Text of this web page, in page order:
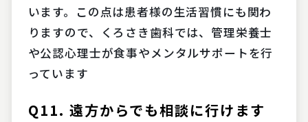
います。この点は患者様の生活習慣にも関わ
りますので、くろさき歯科では、管理栄養士
や公認心理士が食事やメンタルサポートを行
っています
Q11. 遠方からでも相談に行けます